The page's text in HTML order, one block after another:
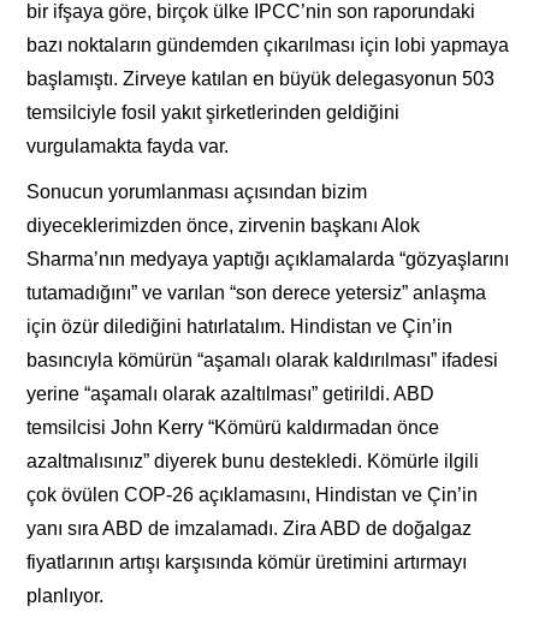
bir ifşaya göre, birçok ülke IPCC’nin son raporundaki
bazı noktaların gündemden çıkarılması için lobi yapmaya
başlamıştı. Zirveye katılan en büyük delegasyonun 503
temsilciyle fosil yakıt şirketlerinden geldiğini
vurgulamakta fayda var.
Sonucun yorumlanması açısından bizim
diyeceklerimizden önce, zirvenin başkanı Alok
Sharma’nın medyaya yaptığı açıklamalarda “gözyaşlarını
tutamadığını” ve varılan “son derece yetersiz” anlaşma
için özür dilediğini hatırlatalım. Hindistan ve Çin’in
basıncıyla kömürün “aşamalı olarak kaldırılması” ifadesi
yerine “aşamalı olarak azaltılması” getirildi. ABD
temsilcisi John Kerry “Kömürü kaldırmadan önce
azaltmalısınız” diyerek bunu destekledi. Kömürle ilgili
çok övülen COP-26 açıklamasını, Hindistan ve Çin’in
yanı sıra ABD de imzalamadı. Zira ABD de doğalgaz
fiyatlarının artışı karşısında kömür üretimini artırmayı
planlıyor.